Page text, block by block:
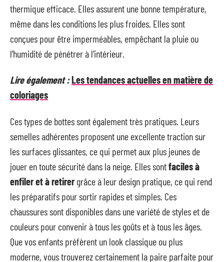
thermique efficace. Elles assurent une bonne température,
même dans les conditions les plus froides. Elles sont
conçues pour être imperméables, empêchant la pluie ou
l’humidité de pénétrer à l’intérieur.
Lire également :Les tendances actuelles en matière de
coloriages
Ces types de bottes sont également très pratiques. Leurs
semelles adhérentes proposent une excellente traction sur
les surfaces glissantes, ce qui permet aux plus jeunes de
jouer en toute sécurité dans la neige. Elles sontfaciles à
enfiler et à retirergrâce à leur design pratique, ce qui rend
les préparatifs pour sortir rapides et simples. Ces
chaussures sont disponibles dans une variété de styles et de
couleurs pour convenir à tous les goûts et à tous les âges.
Que vos enfants préfèrent un look classique ou plus
moderne, vous trouverez certainement la paire parfaite pour